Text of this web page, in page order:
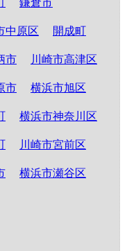
鎌倉市
中原区 開成町
市 川崎市高津区
市 横浜市旭区
横浜市神奈川区
川崎市宮前区
横浜市瀬谷区